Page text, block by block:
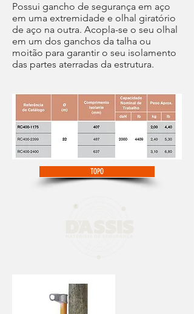
Possui gancho de segurança em aço
em uma extremidade e olhal giratório
de aço na outra. Acopla-se o seu olhal
em um dos ganchos da talha ou
moitão para garantir o seu isolamento
das partes aterradas da estrutura.
TOPO